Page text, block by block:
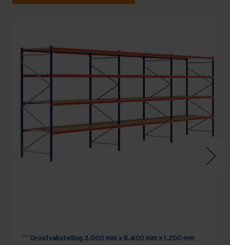
Grootvakstelling 3.000 mm x 8.400 mm x 1.200 mm